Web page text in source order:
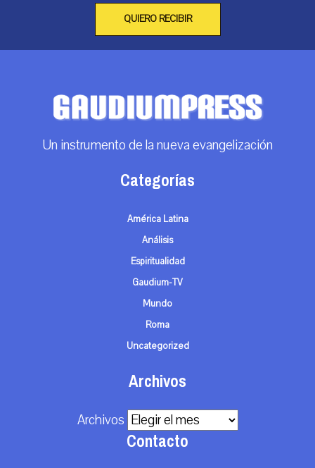
QUIERO RECIBIR
Un instrumento de la nueva evangelización
Categorías
América Latina
Análisis
Espiritualidad
Gaudium-TV
Mundo
Roma
Uncategorized
Archivos
Archivos
Contacto